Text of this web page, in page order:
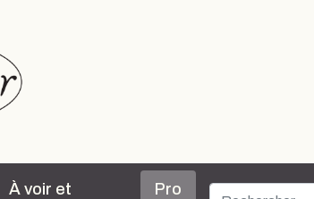
À voir et
Pro